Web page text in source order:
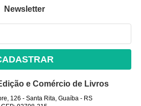
Newsletter
e Comércio de Livros
126 - Santa Rita, Guaíba- RS